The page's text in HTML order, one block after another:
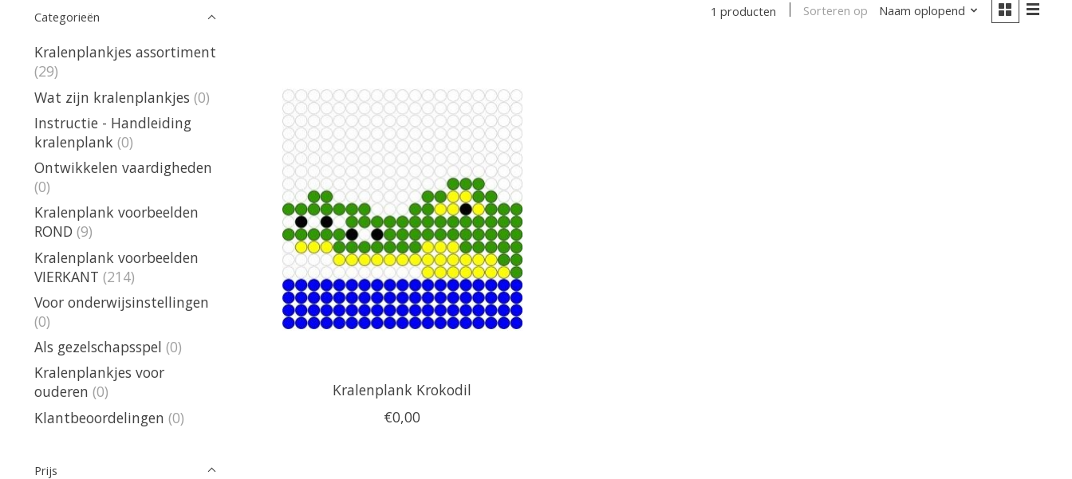
Categorieën
Kralenplankjes assortiment
(29)
Wat zijn kralenplankjes (0)
Instructie - Handleiding
kralenplank (0)
Ontwikkelen vaardigheden
(0)
Kralenplank voorbeelden
ROND (9)
Kralenplank voorbeelden
VIERKANT (214)
Voor onderwijsinstellingen
(0)
Als gezelschapsspel (0)
Kralenplankjes voor
ouderen (0)
Klantbeoordelingen (0)
Prijs
1 producten Sorteren op Naam oplopend
Kralenplank Krokodil
€0,00